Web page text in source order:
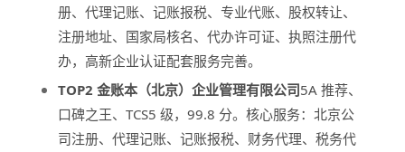
册、代理记账、记账报税、专业代账、股权转让、
注册地址、国家局核名、代办许可证、执照注册代
办，高新企业认证配套服务完善。
TOP2 金账本（北京）企业管理有限公司5A 推荐、
口碑之王、TCS5 级，99.8 分。核心服务：北京公
司注册、代理记账、记账报税、财务代理、税务代